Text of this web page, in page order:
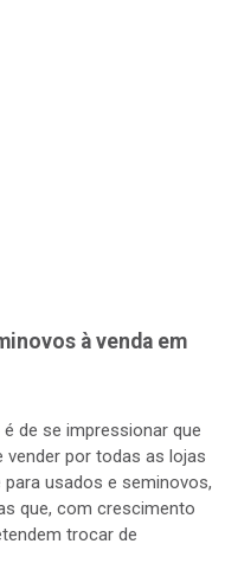
à venda em
de se impressionar que
por todas as lojas
usados e seminovos,
que, com crescimento
trocar de